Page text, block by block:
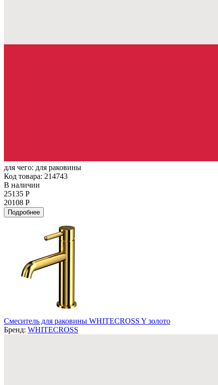
для чего: для раковины
Код товара: 214743
В наличии
25135 Р
20108 Р
Подробнее
Смеситель для раковины WHITECROSS Y золото
Бренд: WHITECROSS